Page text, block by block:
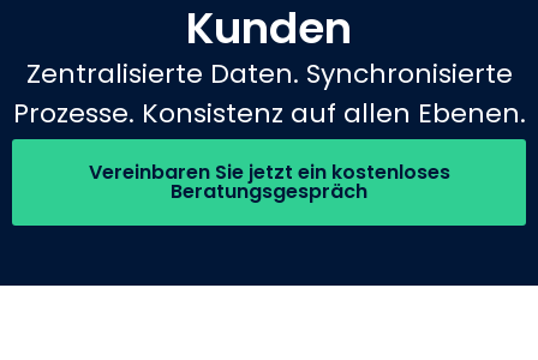
Kunden
Zentralisierte Daten. Synchronisierte
Prozesse. Konsistenz auf allen Ebenen.
Vereinbaren Sie jetzt ein kostenloses
Beratungsgespräch